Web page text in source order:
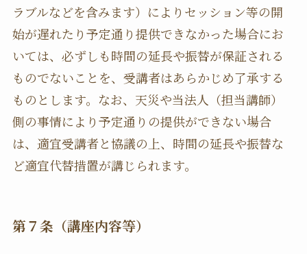
ラブルなどを含みます）によりセッション等の開
始が遅れたり予定通り提供できなかった場合にお
いては、必ずしも時間の延長や振替が保証される
ものでないことを、受講者はあらかじめ了承する
ものとします。なお、天災や当法人（担当講師）
側の事情により予定通りの提供ができない場合
は、適宜受講者と協議の上、時間の延長や振替な
ど適宜代替措置が講じられます。
第７条（講座内容等）